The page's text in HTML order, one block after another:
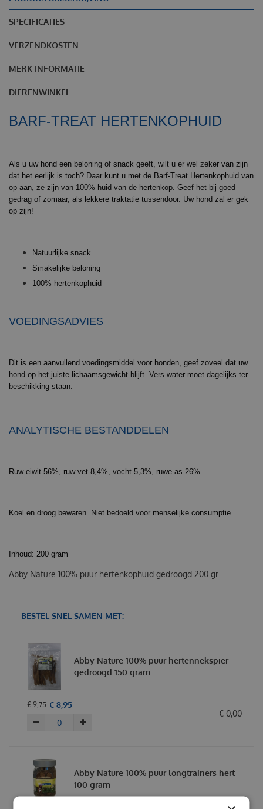
SPECIFICATIES
VERZENDKOSTEN
MERK INFORMATIE
DIERENWINKEL
BARF-TREAT HERTENKOPHUID
Als u uw hond een beloning of snack geeft, wilt u er wel zeker van zijn
dat het eerlijk is toch? Daar kunt u met de Barf-Treat Hertenkophuid van
op aan, ze zijn van 100% huid van de hertenkop. Geef het bij goed
gedrag of zomaar, als lekkere traktatie tussendoor. Uw hond zal er gek
op zijn!
Natuurlijke snack
Smakelijke beloning
100% hertenkophuid
VOEDINGSADVIES
Dit is een aanvullend voedingsmiddel voor honden, geef zoveel dat uw
hond op het juiste lichaamsgewicht blijft. Vers water moet dagelijks ter
beschikking staan.
ANALYTISCHE BESTANDDELEN
Ruw eiwit 56%, ruw vet 8,4%, vocht 5,3%, ruwe as 26%
Koel en droog bewaren. Niet bedoeld voor menselijke consumptie.
Inhoud: 200 gram
Abby Nature 100% puur hertenkophuid gedroogd 200 gr.
BESTEL SNEL SAMEN MET:
Abby Nature 100% puur hertennekspier
gedroogd 150 gram
€ 9,75 € 8,95
€ 0,00
Abby Nature 100% puur longtrainers hert
100 gram